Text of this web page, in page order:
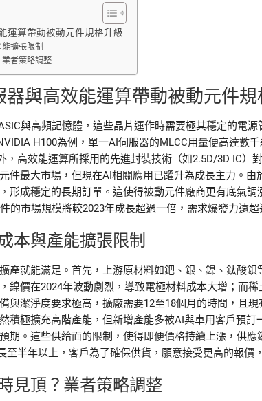
運算帶動被動元件規格升級
擴張限制
者策略調整
器與高效能運算帶動被動元件規
與高頻記憶體，這些晶片運作時需要極其穩定的電
H100為例，單一AI伺服器的MLCC用量便高達數
，高效能運算所採用的先進封裝技術（如2.5D/3D IC）
件最大市場，但現在AI相關應用已躍升為成長主力。
形成穩定的長期訂單。這使得被動元件廠商更有底氣
的市場規模將較2023年成長超過一倍，需求爆發力遠超
本與產能擴張限制
產就能滿足。首先，上游原材料如鈀、銀、鎳、鈦酸
鎳價在2024年波動劇烈，導致電極材料成本大增；而
與潔淨度要求極高，擴廠需要12至18個月的時間，且
積極擴充高階產能，但新增產能多被AI與車用客戶預
期。這些供給面的限制，使得即便價格持續上漲，供
至半年以上，客戶為了確保供貨，願意接受更高的報價
見頂？業者策略調整